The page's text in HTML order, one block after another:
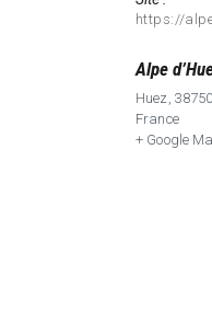
https://
Alpe
Huez, 38750
France
+ Google